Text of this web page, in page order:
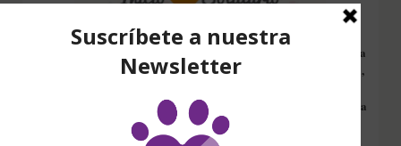
Configura nuestro Inicio Solidario en todos tus dispositivos y cada
vez que entres a hacer una búsqueda en internet desde esa página,
Amazon desde ahí, tu compra será solidaria sin ningún coste extra
para ti.